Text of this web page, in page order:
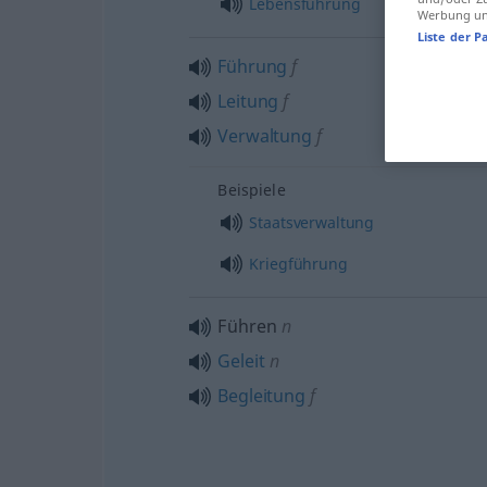
Führung f
Leitung f
Verwaltung f
Beispiele
Staatsverwaltung
Kriegführung
Führen n
Geleit n
Begleitung f
Werbung
Liste der